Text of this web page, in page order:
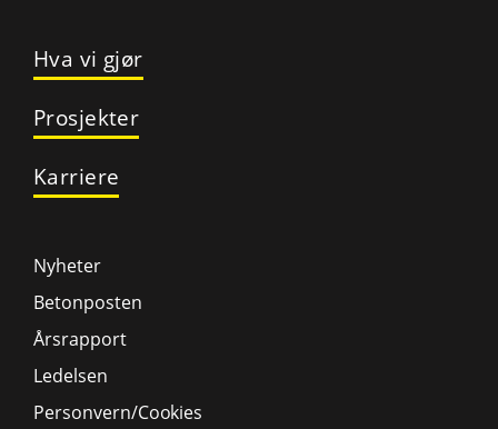
Hva vi gjør
Prosjekter
Karriere
Nyheter
Betonposten
Årsrapport
Ledelsen
Personvern/Cookies